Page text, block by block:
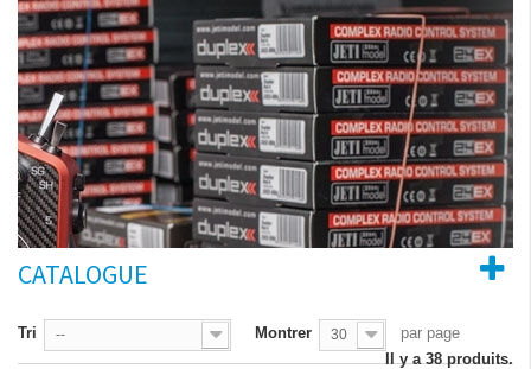
CATALOGUE
Il y a 38 produits.
Tri -- Montrer 30 par page